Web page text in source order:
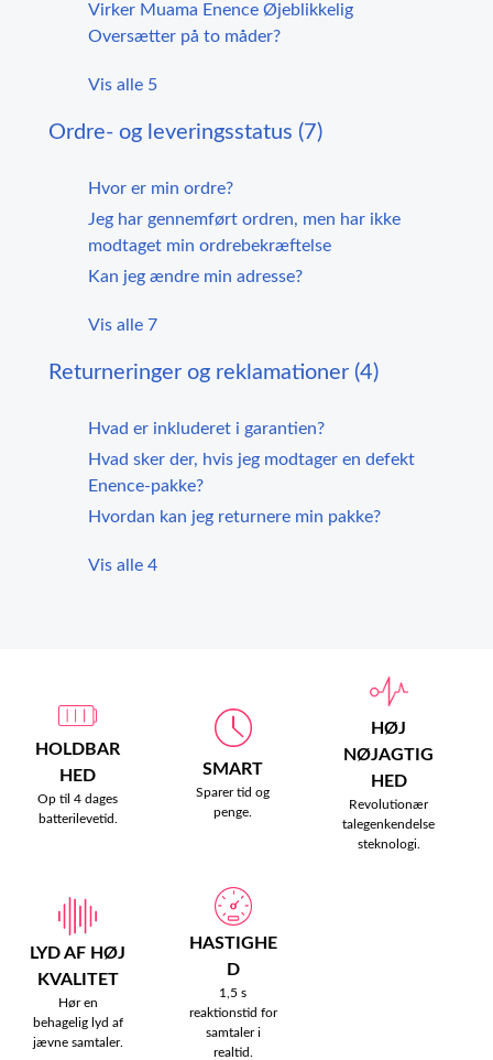
Virker Muama Enence Øjeblikkelig
Oversætter på to måder?
Vis alle 5
Ordre- og leveringsstatus (7)
Hvor er min ordre?
Jeg har gennemført ordren, men har ikke
modtaget min ordrebekræftelse
Kan jeg ændre min adresse?
Vis alle 7
Returneringer og reklamationer (4)
Hvad er inkluderet i garantien?
Hvad sker der, hvis jeg modtager en defekt
Enence-pakke?
Hvordan kan jeg returnere min pakke?
Vis alle 4
HOLDBAR
HED
Op til 4 dages
batterilevetid.
SMART
Sparer tid og
penge.
HØJ
NØJAGTIG
HED
Revolutionær
talegenkendelse
steknologi.
LYD AF HØJ
KVALITET
Hør en
behagelig lyd af
jævne samtaler.
HASTIGHE
D
1,5 s
reaktionstid for
samtaler i
realtid.